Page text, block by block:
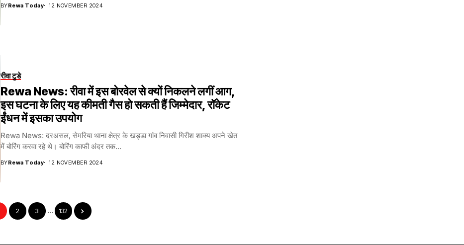
BYRewa Today 12 NOVEMBER 2024
रीवा टुडे
Rewa News: रीवा में इस बोरवेल से क्यों निकलने लगीं आग,
इस घटना के लिए यह कीमती गैस हो सकती हैं जिम्मेदार, रॉकेट
ईंधन में इसका उपयोग
Rewa News: दरअसल, सेमरिया थाना क्षेत्र के खड्डा गांव निवासी गिरीश शाक्य अपने खेत
में बोरिंग करवा रहे थे। बोरिंग काफी अंदर तक...
BYRewa Today 12 NOVEMBER 2024
2 3 … 132